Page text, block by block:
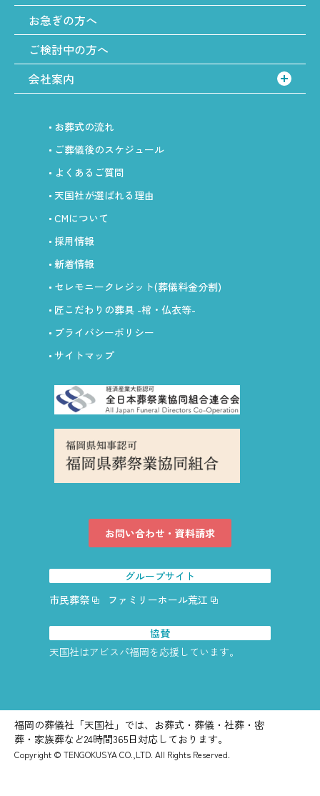
お急ぎの方へ
ご検討中の方へ
会社案内
お葬式の流れ
ご葬儀後のスケジュール
よくあるご質問
天国社が選ばれる理由
CMについて
採用情報
新着情報
セレモニークレジット(葬儀料金分割)
匠こだわりの葬具 -棺・仏衣等-
プライバシーポリシー
サイトマップ
お問い合わせ・資料請求
グループサイト
市民葬祭
ファミリーホール荒江
協賛
天国社はアビスパ福岡を応援しています。
福岡の葬儀社「天国社」では、お葬式・葬儀・社葬・密
葬・家族葬など24時間365日対応しております。
Copyright © TENGOKUSYA CO.,LTD. All Rights Reserved.